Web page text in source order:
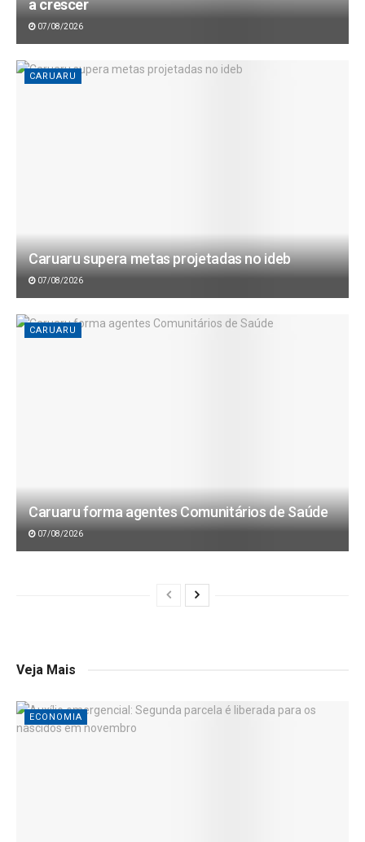
a crescer
07/08/2026
CARUARU
Caruaru supera metas projetadas no ideb
07/08/2026
CARUARU
Caruaru forma agentes Comunitários de Saúde
07/08/2026
Veja Mais
ECONOMIA